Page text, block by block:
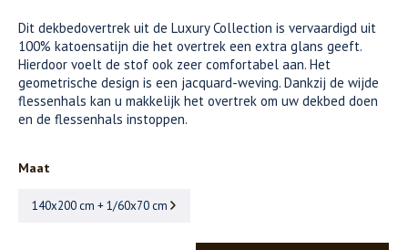
Dit dekbedovertrek uit de Luxury Collection is vervaardigd uit
100% katoensatijn die het overtrek een extra glans geeft.
Hierdoor voelt de stof ook zeer comfortabel aan. Het
geometrische design is een jacquard-weving. Dankzij de wijde
flessenhals kan u makkelijk het overtrek om uw dekbed doen
en de flessenhals instoppen.
Maat
140x200 cm + 1/60x70 cm